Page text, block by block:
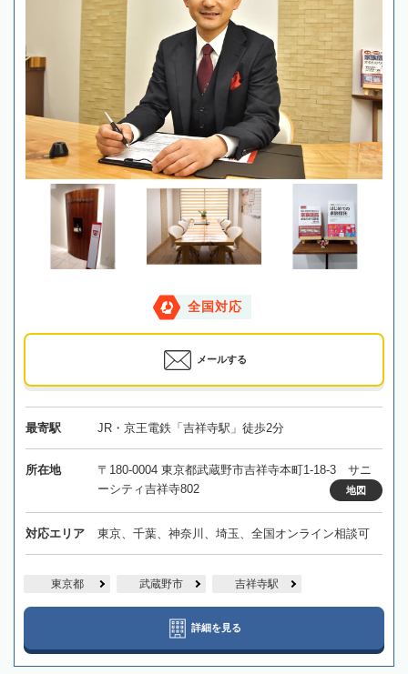
全国対応
メールする
最寄駅 JR・京王電鉄「吉祥寺駅」徒歩2分
所在地
〒180-0004 東京都武蔵野市吉祥寺本町1-18-3 サニ
ーシティ吉祥寺802
地図
対応エリア 東京、千葉、神奈川、埼玉、全国オンライン相談可
東京都 武蔵野市 吉祥寺駅
詳細を見る